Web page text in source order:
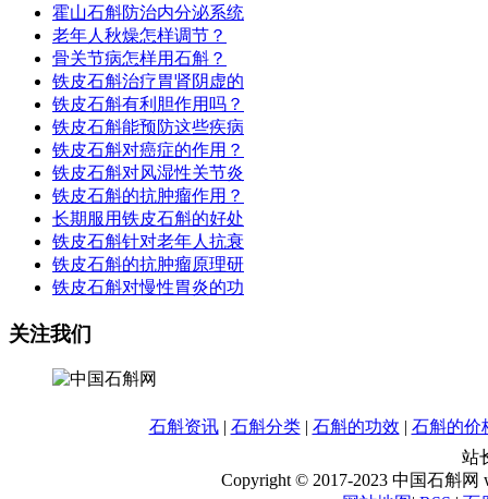
霍山石斛防治内分泌系统
老年人秋燥怎样调节？
骨关节病怎样用石斛？
铁皮石斛治疗胃肾阴虚的
铁皮石斛有利胆作用吗？
铁皮石斛能预防这些疾病
铁皮石斛对癌症的作用？
铁皮石斛对风湿性关节炎
铁皮石斛的抗肿瘤作用？
长期服用铁皮石斛的好处
铁皮石斛针对老年人抗衰
铁皮石斛的抗肿瘤原理研
铁皮石斛对慢性胃炎的功
关注我们
石斛资讯| 石斛分类| 石斛的功效 | 石斛的价
站
Copyright © 2017-2023 中国石斛网